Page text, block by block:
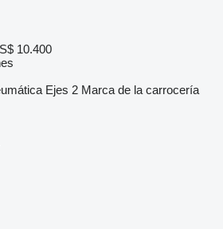
10.400
Ejes 2 Marca de la carrocería